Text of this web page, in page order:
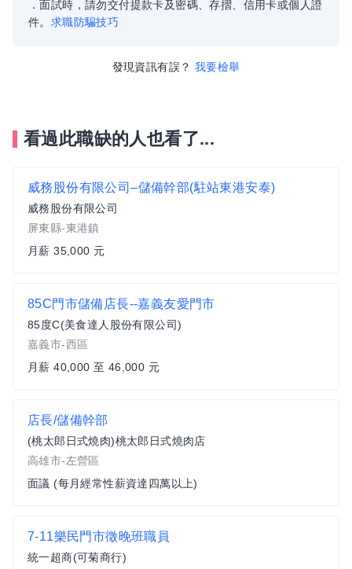
．面試時，請勿交付提款卡及密碼、存摺、信用卡或個人證
件。 求職防騙技巧
發現資訊有誤？ 我要檢舉
看過此職缺的人也看了...
威務股份有限公司–儲備幹部(駐站東港安泰)
威務股份有限公司
屏東縣-東港鎮
月薪 35,000 元
85C門市儲備店長--嘉義友愛門市
85度C(美食達人股份有限公司)
嘉義市-西區
月薪 40,000 至 46,000 元
店長/儲備幹部
(桃太郎日式燒肉)桃太郎日式燒肉店
高雄市-左營區
面議 (每月經常性薪資達四萬以上)
7-11樂民門市徵晚班職員
統一超商(可菊商行)